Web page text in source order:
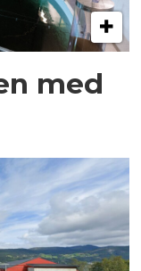
med